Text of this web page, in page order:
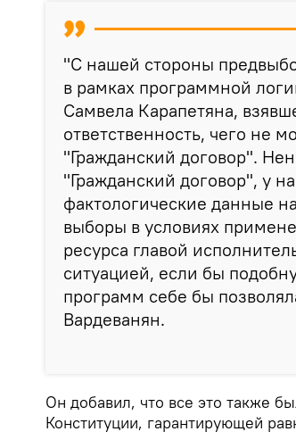
"С нашей стороны
в рамках программной
Самвела Карапетяна,
ответственность, чего не
"Гражданский договор".
"Гражданский договор", у
фактологические данные
выборы в условиях
ресурса главой
ситуацией, если бы
программ себе бы
Вардеванян.
Он добавил, что все это также
Конституции, гарантирующей